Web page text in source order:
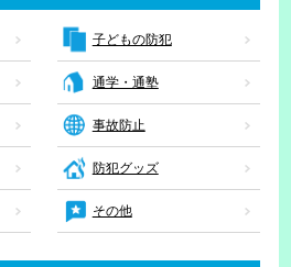
子どもの防犯
通学・通塾
事故防止
防犯グッズ
その他